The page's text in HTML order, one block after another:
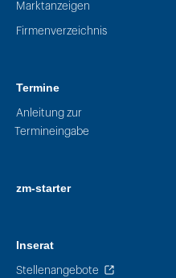
Marktanzeigen
Firmenverzeichnis
Termine
Anleitung zur
Termineingabe
zm-starter
Inserat
Stellenangebote